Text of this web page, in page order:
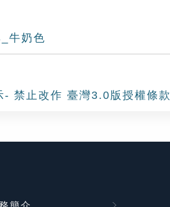
牛奶色
- 禁止改作 臺灣3.0版授權條款